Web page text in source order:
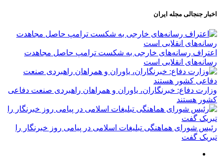
اخبار جنجالی مجله ایران
اعتراف رسانه‌های خارجی به شکست ترامپ حاصل مجاهدت
رسانه‌های انقلابی است
وزارت دفاع: خبرنگاران، یاوران و همراهان راهبردی صنعت دفاعی
کشور هستند
رئیس شورای هماهنگی تبلیغات اسلامی در پیامی روز خبرنگار را
تبریک گفت